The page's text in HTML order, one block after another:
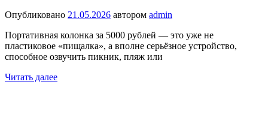
Опубликовано 21.05.2026 автором admin
Портативная колонка за 5000 рублей — это уже не
пластиковое «пищалка», а вполне серьёзное устройство,
способное озвучить пикник, пляж или
Читать далее